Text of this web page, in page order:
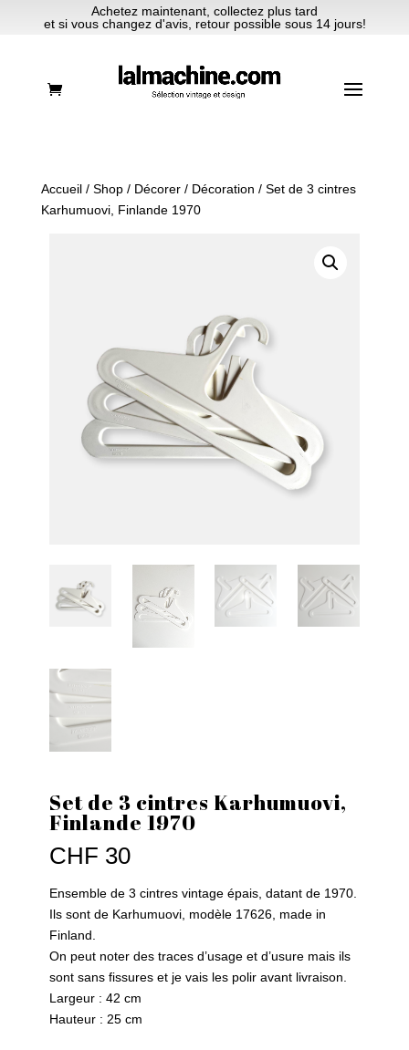
Achetez maintenant, collectez plus tard
et si vous changez d'avis, retour possible sous 14 jours!
Accueil/ Shop/ Décorer/ Décoration / Set de 3 cintres
Karhumuovi, Finlande 1970
Set de 3 cintres Karhumuovi,
Finlande 1970
CHF 30
Ensemble de 3 cintres vintage épais, datant de 1970.
Ils sont de Karhumuovi, modèle 17626, made in
Finland.
On peut noter des traces d’usage et d’usure mais ils
sont sans fissures et je vais les polir avant livraison.
Largeur : 42 cm
Hauteur : 25 cm